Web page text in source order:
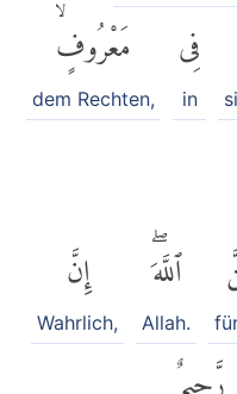
فِى
in
مَعْرُوفٍۙ
dem Rechten,
ٱللَّهَۖ
Allah.
إِنَّ
Wahrlich,
رَّحِيمٌ